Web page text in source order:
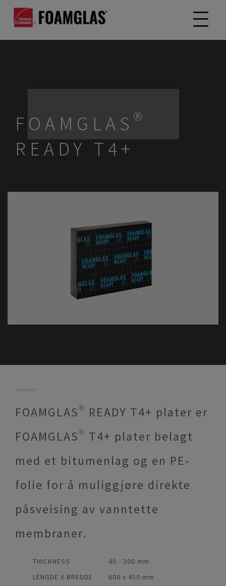
FOAMGLAS®
READY T4+
FOAMGLAS® READY T4+ plater er
FOAMGLAS® T4+ plater belagt
med et bitumenlag og en PE-
folie for å muliggjøre direkte
påsveising av vanntette
membraner.
THICKNESS
40 - 200 mm
LENGDE X BREDDE
600 x 450 mm